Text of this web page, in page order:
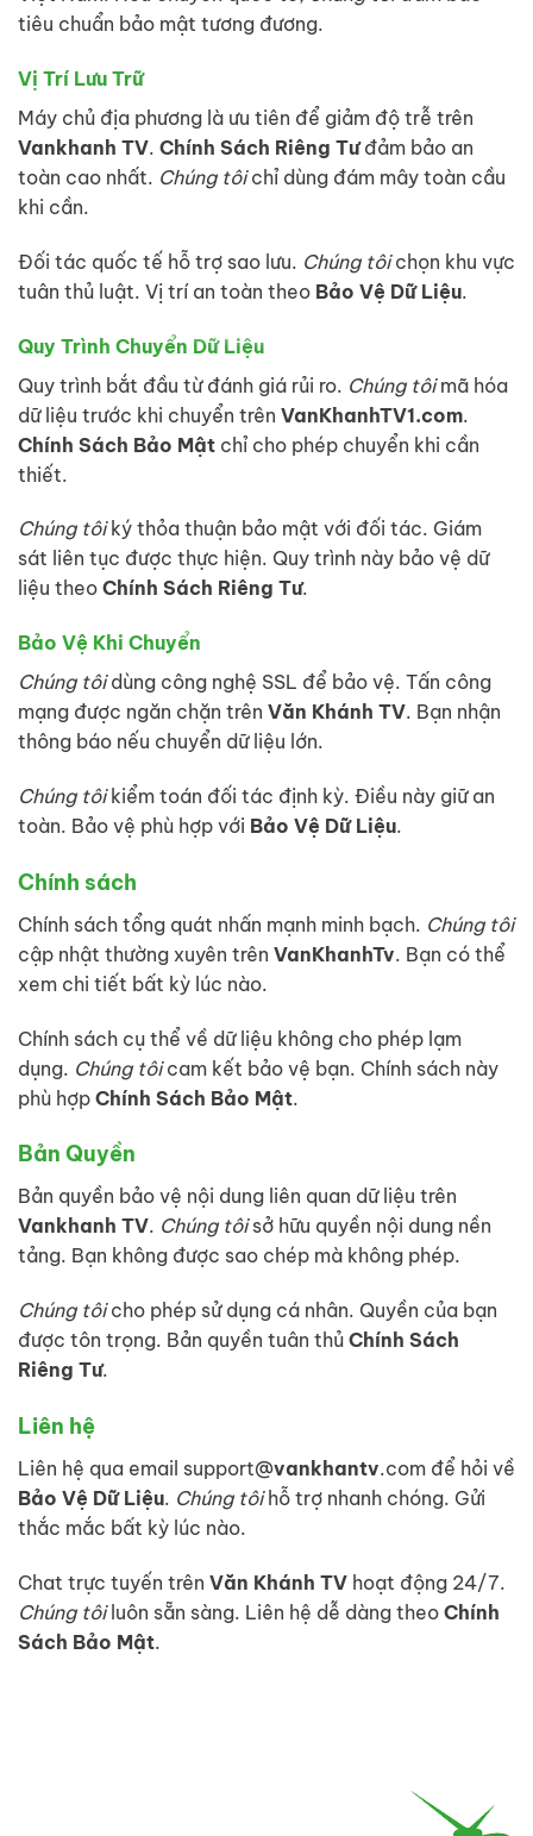
tiêu chuẩn bảo mật tương đương.
Vị Trí Lưu Trữ
Máy chủ địa phương là ưu tiên để giảm độ trễ trên
Vankhanh TV. Chính Sách Riêng Tưđảm bảo an
toàn cao nhất. Chúng tôichỉ dùng đám mây toàn cầu
khi cần.
Đối tác quốc tế hỗ trợ sao lưu. Chúng tôichọn khu vực
tuân thủ luật. Vị trí an toàn theo Bảo Vệ Dữ Liệu.
Quy Trình Chuyển Dữ Liệu
Quy trình bắt đầu từ đánh giá rủi ro. Chúng tôimã hóa
dữ liệu trước khi chuyển trên VanKhanhTV1.com.
Chính Sách Bảo Mật chỉ cho phép chuyển khi cần
thiết.
Chúng tôiký thỏa thuận bảo mật với đối tác. Giám
sát liên tục được thực hiện. Quy trình này bảo vệ dữ
liệu theo Chính Sách Riêng Tư.
Bảo Vệ Khi Chuyển
Chúng tôidùng công nghệ SSL để bảo vệ. Tấn công
mạng được ngăn chặn trên Văn Khánh TV. Bạn nhận
thông báo nếu chuyển dữ liệu lớn.
Chúng tôikiểm toán đối tác định kỳ. Điều này giữ an
toàn. Bảo vệ phù hợp với Bảo Vệ Dữ Liệu.
Chính sách
Chính sách tổng quát nhấn mạnh minh bạch. Chúng tôi
cập nhật thường xuyên trên VanKhanhTv. Bạn có thể
xem chi tiết bất kỳ lúc nào.
Chính sách cụ thể về dữ liệu không cho phép lạm
dụng. Chúng tôicam kết bảo vệ bạn. Chính sách này
phù hợp Chính Sách Bảo Mật.
Bản Quyền
Bản quyền bảo vệ nội dung liên quan dữ liệu trên
Vankhanh TV. Chúng tôisở hữu quyền nội dung nền
tảng. Bạn không được sao chép mà không phép.
Chúng tôicho phép sử dụng cá nhân. Quyền của bạn
được tôn trọng. Bản quyền tuân thủ Chính Sách
Riêng Tư.
Liên hệ
Liên hệ qua email support@vankhantv.com để hỏi về
Bảo Vệ Dữ Liệu. Chúng tôihỗ trợ nhanh chóng. Gửi
thắc mắc bất kỳ lúc nào.
Chat trực tuyến trên Văn Khánh TV hoạt động 24/7.
Chúng tôiluôn sẵn sàng. Liên hệ dễ dàng theo Chính
Sách Bảo Mật.